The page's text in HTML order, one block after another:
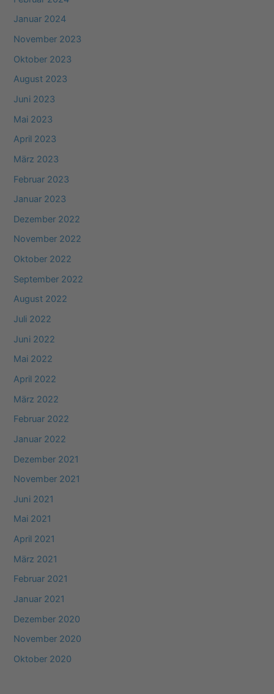
Januar 2024
November 2023
Oktober 2023
August 2023
Juni 2023
Mai 2023
April 2023
März 2023
Februar 2023
Januar 2023
Dezember 2022
November 2022
Oktober 2022
September 2022
August 2022
Juli 2022
Juni 2022
Mai 2022
April 2022
März 2022
Februar 2022
Januar 2022
Dezember 2021
November 2021
Juni 2021
Mai 2021
April 2021
März 2021
Februar 2021
Januar 2021
Dezember 2020
November 2020
Oktober 2020